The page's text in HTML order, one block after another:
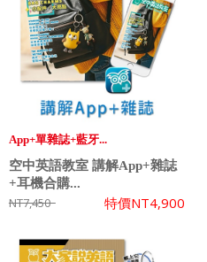
App+單雜誌+藍牙...
空中英語教室 講解App+雜誌
+耳機合購...
NT7,450 特價NT4,900